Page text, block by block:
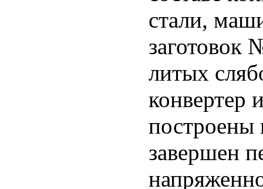
стали,
заготовок
литых
построены
завершен